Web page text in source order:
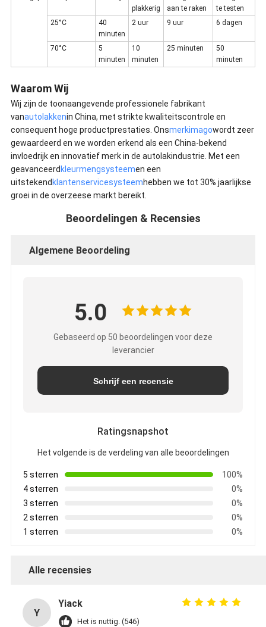
plakkerig
aan te raken
te testen
25°C
40
minuten
2 uur 9 uur 6 dagen
70°C
5
minuten
10
minuten
25 minuten
50
minuten
Waarom Wij
Wij zijn de toonaangevende professionele fabrikant
vanautolakkenin China, met strikte kwaliteitscontrole en
consequent hoge productprestaties. Onsmerkimagowordt zeer
gewaardeerd en we worden erkend als een China-bekend
invloedrijk en innovatief merk in de autolakindustrie. Met een
geavanceerd kleurmengsysteemen een
uitstekend klantenservicesysteemhebben we tot 30% jaarlijkse
groei in de overzeese markt bereikt.
Beoordelingen & Recensies
Algemene Beoordeling
5.0
Gebaseerd op 50 beoordelingen voor deze
leverancier
Schrijf een recensie
Ratingsnapshot
Het volgende is de verdeling van alle beoordelingen
5 sterren
100%
4 sterren
0%
3 sterren
0%
2 sterren
0%
1 sterren
0%
Alle recensies
Y
Yiack
Het is nuttig. (546)